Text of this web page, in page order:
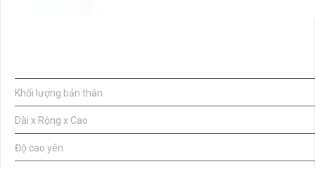
Khối lượng bản thân
Dài x Rộng x Cao
Độ cao yên